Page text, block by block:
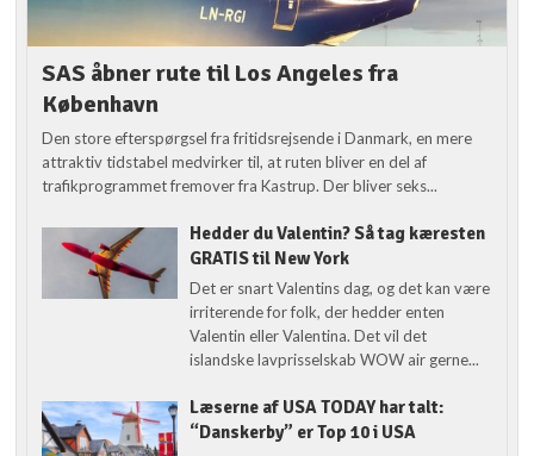
SAS åbner rute til Los Angeles fra
København
Den store efterspørgsel fra fritidsrejsende i Danmark, en mere
attraktiv tidstabel medvirker til, at ruten bliver en del af
trafikprogrammet fremover fra Kastrup. Der bliver seks...
Hedder du Valentin? Så tag kæresten
GRATIS til New York
Det er snart Valentins dag, og det kan være
irriterende for folk, der hedder enten
Valentin eller Valentina. Det vil det
islandske lavprisselskab WOW air gerne...
Læserne af USA TODAY har talt:
“Danskerby” er Top 10 i USA